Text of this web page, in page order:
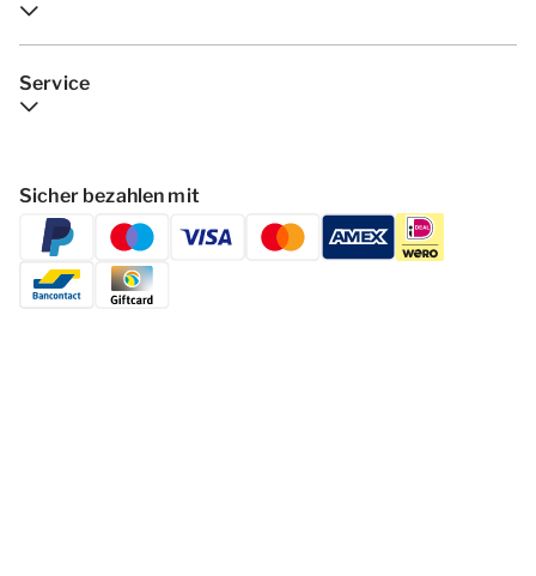
Service
Sicher bezahlen mit